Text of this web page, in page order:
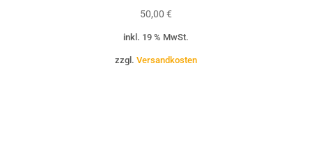
50,00 €
inkl. 19 % MwSt.
zzgl. Versandkosten